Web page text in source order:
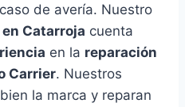
de avería. Nuestro
Catarroja cuenta
en la reparación
Carrier. Nuestros
la marca y reparan